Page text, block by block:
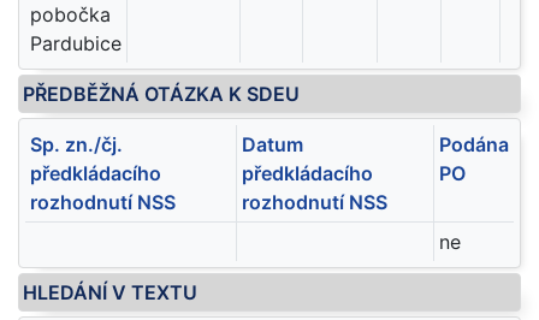
pobočka
Pardubice
PŘEDBĚŽNÁ OTÁZKA K SDEU
Sp. zn./čj.
předkládacího
rozhodnutí NSS
Datum
předkládacího
rozhodnutí NSS
Podána
PO
ne
HLEDÁNÍ V TEXTU